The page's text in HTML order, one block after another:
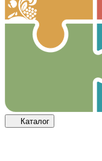
Каталог